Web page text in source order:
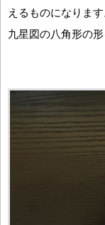
えるものになりま
九星図の八角形の